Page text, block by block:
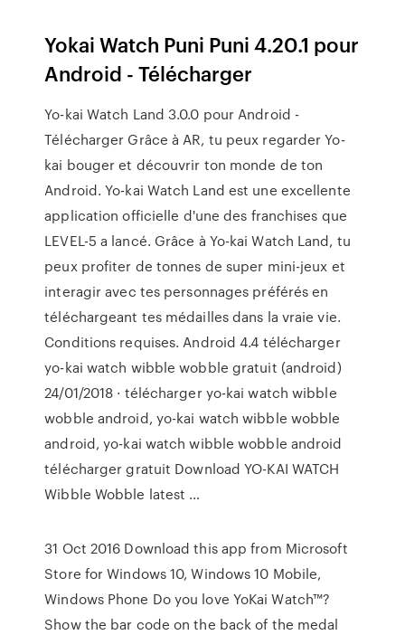
Yokai Watch Puni Puni 4.20.1 pour
Android - Télécharger
Yo-kai Watch Land 3.0.0 pour Android -
Télécharger Grâce à AR, tu peux regarder Yo-
kai bouger et découvrir ton monde de ton
Android. Yo-kai Watch Land est une excellente
application officielle d'une des franchises que
LEVEL-5 a lancé. Grâce à Yo-kai Watch Land, tu
peux profiter de tonnes de super mini-jeux et
interagir avec tes personnages préférés en
téléchargeant tes médailles dans la vraie vie.
Conditions requises. Android 4.4 télécharger
yo-kai watch wibble wobble gratuit (android)
24/01/2018 · télécharger yo-kai watch wibble
wobble android, yo-kai watch wibble wobble
android, yo-kai watch wibble wobble android
télécharger gratuit Download YO-KAI WATCH
Wibble Wobble latest …
31 Oct 2016 Download this app from Microsoft
Store for Windows 10, Windows 10 Mobile,
Windows Phone Do you love YoKai Watch™?
Show the bar code on the back of the medal